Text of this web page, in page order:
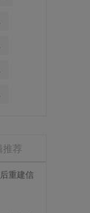
推荐
重建信